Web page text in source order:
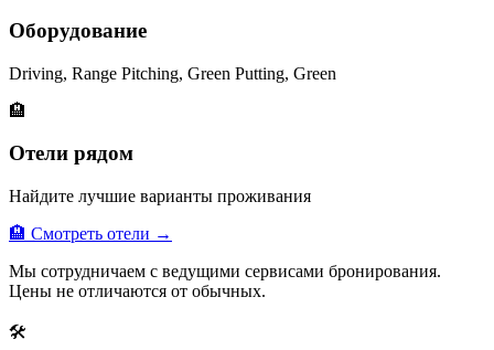
Оборудование
Driving, Range Pitching, Green Putting, Green
🏨
Отели рядом
Найдите лучшие варианты проживания
🏨 Смотреть отели →
Мы сотрудничаем с ведущими сервисами бронирования.
Цены не отличаются от обычных.
🛠